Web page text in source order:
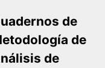
de
de
de